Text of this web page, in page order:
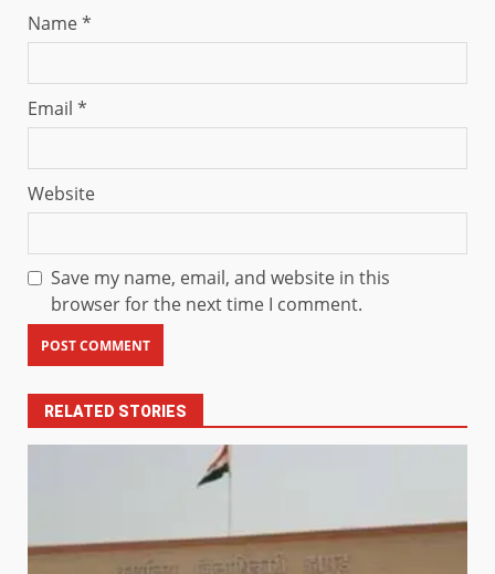
Name*
Email *
Website
Save my name, email, and website in this
browser for the next time I comment.
RELATED STORIES